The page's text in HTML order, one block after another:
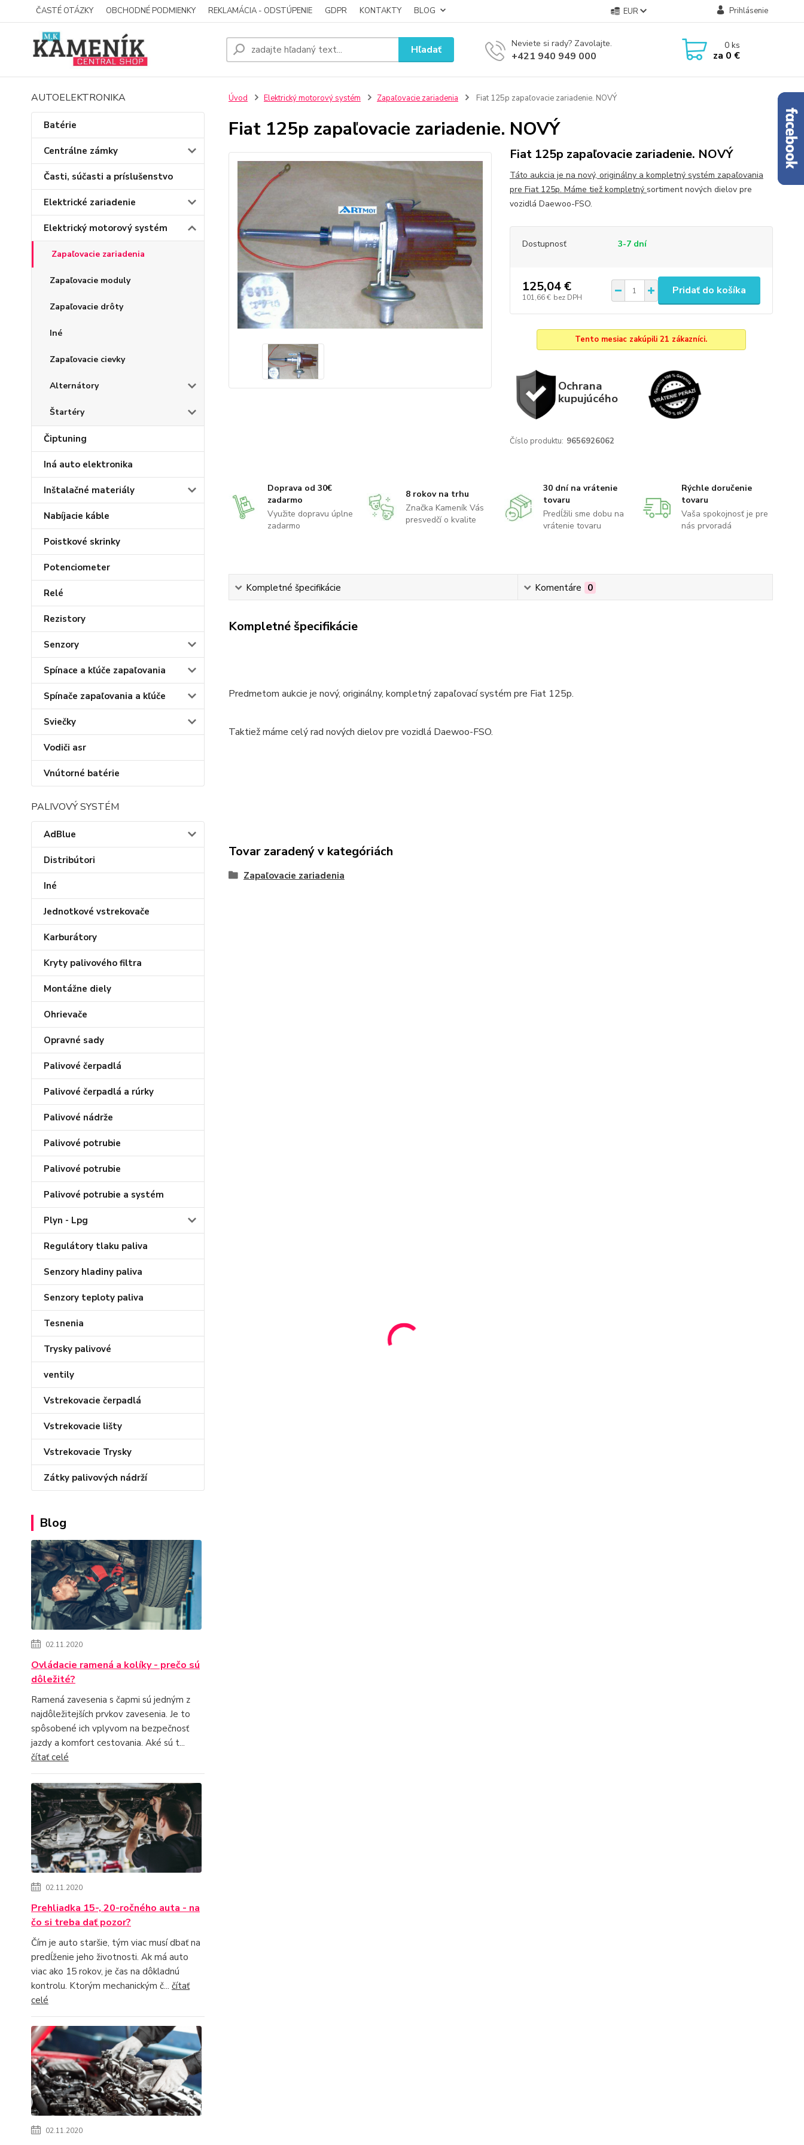
ČASTÉ OTÁZKY OBCHODNÉ PODMIENKY REKLAMÁCIA - ODSTÚPENIE GDPR KONTAKTY BLOG EUR Prihlásenie
Hľadať Neviete si rady? Zavolajte.
+421 940 949 000
0ks
za 0 €
AUTOELEKTRONIKA
Batérie
Centrálne zámky
Časti, súčasti a príslušenstvo
Elektrické zariadenie
Elektrický motorový systém
Zapaľovacie zariadenia
Zapaľovacie moduly
Zapaľovacie drôty
Iné
Zapaľovacie cievky
Alternátory
Štartéry
Čiptuning
Iná auto elektronika
Inštalačné materiály
Nabíjacie káble
Poistkové skrinky
Potenciometer
Relé
Rezistory
Senzory
Spínace a kľúče zapaľovania
Spínače zapaľovania a kľúče
Sviečky
Vodiči asr
Vnútorné batérie
PALIVOVÝ SYSTÉM
AdBlue
Distribútori
Iné
Jednotkové vstrekovače
Karburátory
Kryty palivového filtra
Montážne diely
Ohrievače
Opravné sady
Palivové čerpadlá
Palivové čerpadlá a rúrky
Palivové nádrže
Palivové potrubie
Palivové potrubie
Palivové potrubie a systém
Plyn - Lpg
Regulátory tlaku paliva
Senzory hladiny paliva
Senzory teploty paliva
Tesnenia
Trysky palivové
ventily
Vstrekovacie čerpadlá
Vstrekovacie lišty
Vstrekovacie Trysky
Zátky palivových nádrží
Blog
02.11.2020
Ovládacie ramená a kolíky - prečo sú
dôležité?
Ramená zavesenia s čapmi sú jedným z
najdôležitejších prvkov zavesenia. Je to
spôsobené ich vplyvom na bezpečnosť
jazdy a komfort cestovania. Aké sú t...
čítať celé
02.11.2020
Prehliadka 15-, 20-ročného auta - na
čo si treba dať pozor?
Čím je auto staršie, tým viac musí dbať na
predĺženie jeho životnosti. Ak má auto
viac ako 15 rokov, je čas na dôkladnú
kontrolu. Ktorým mechanickým č... čítať
celé
02.11.2020
Úvod Elektrický motorový systém Zapaľovacie zariadenia Fiat 125p zapaľovacie zariadenie. NOVÝ
Fiat 125p zapaľovacie zariadenie. NOVÝ
Fiat 125p zapaľovacie zariadenie. NOVÝ
Táto aukcia je na nový, originálny a kompletný systém zapaľovania
pre Fiat 125p. Máme tiež kompletný sortiment nových dielov pre
vozidlá Daewoo-FSO.
Dostupnosť 3-7 dní
125,04 €
101,66 € bez DPH
Pridať do košíka
Tento mesiac zakúpili 21 zákazníci.
Ochrana
kupujúcého
Číslo produktu: 9656926062
Doprava od 30€
zadarmo
Využite dopravu úplne
zadarmo
8 rokov na trhu
Značka Kameník Vás
presvedčí o kvalite
30 dní na vrátenie
tovaru
Predĺžili sme dobu na
vrátenie tovaru
Rýchle doručenie
tovaru
Vaša spokojnosť je pre
nás prvoradá
Kompletné špecifikácie Komentáre 0
Kompletné špecifikácie
Predmetom aukcie je nový, originálny, kompletný zapaľovací systém pre Fiat 125p.
Taktiež máme celý rad nových dielov pre vozidlá Daewoo-FSO.
Tovar zaradený v kategóriách
Zapaľovacie zariadenia